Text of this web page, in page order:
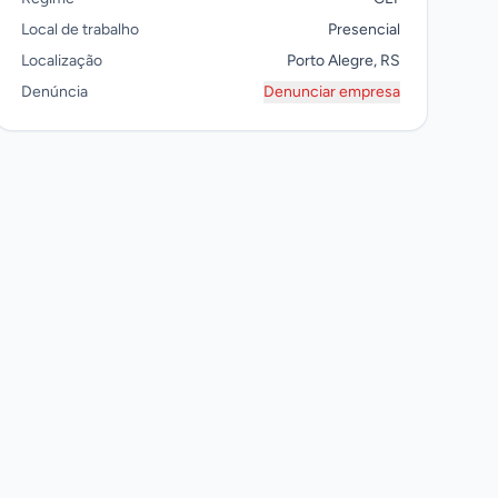
Local de trabalho
Presencial
Localização
Porto Alegre, RS
Denúncia
Denunciar empresa